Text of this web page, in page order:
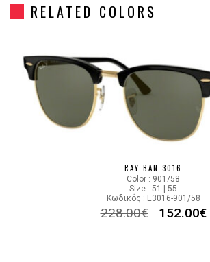
Material Κόκκαλο/Μέταλο
Color
YELLOW,GOLD
Lens Color GRADIENT BLUE
13353F
RELATED COLORS
RAY-BAN 3016
Color : 901/58
Size : 51 | 55
Κωδικός : E3016-901/58
228.00€ 152.00€